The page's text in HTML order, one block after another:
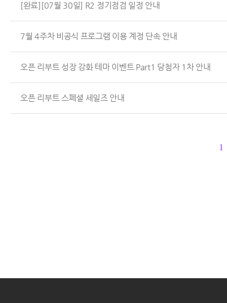
[완료][07월 30일] R2 정기점검 일정 안내
7월 4주차 비공식 프로그램 이용 계정 단속 안내
오픈 리부트 성장 강화 테마 이벤트 Part1 당첨자 1차 안내
오픈 리부트 스페셜 세일즈 안내
1